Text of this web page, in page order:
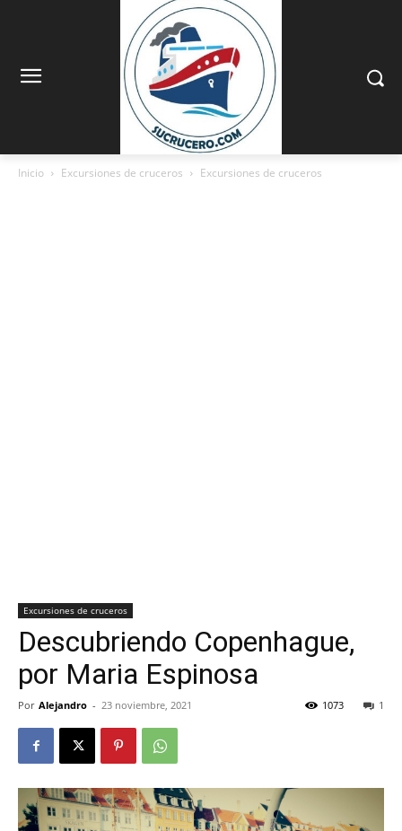
Inicio Excursiones de cruceros Excursiones de cruceros
Excursiones de cruceros
Descubriendo Copenhague,
por Maria Espinosa
Por Alejandro - 23 noviembre, 2021 1
1073